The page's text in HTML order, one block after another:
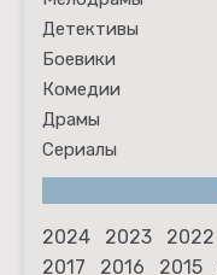
Детективы
Боевики
Комедии
Драмы
Сериалы
2024 2023 2022
2017
2016 2015